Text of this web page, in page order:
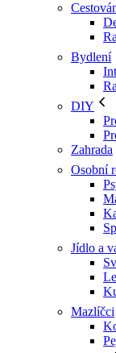
Bydlení
DIY
Zahrada
Osobní
Jídlo a
Mazlíčci